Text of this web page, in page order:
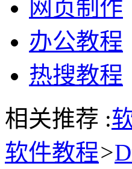
网页制作
办公教程
热搜教程
相关推荐 :
软件教程>